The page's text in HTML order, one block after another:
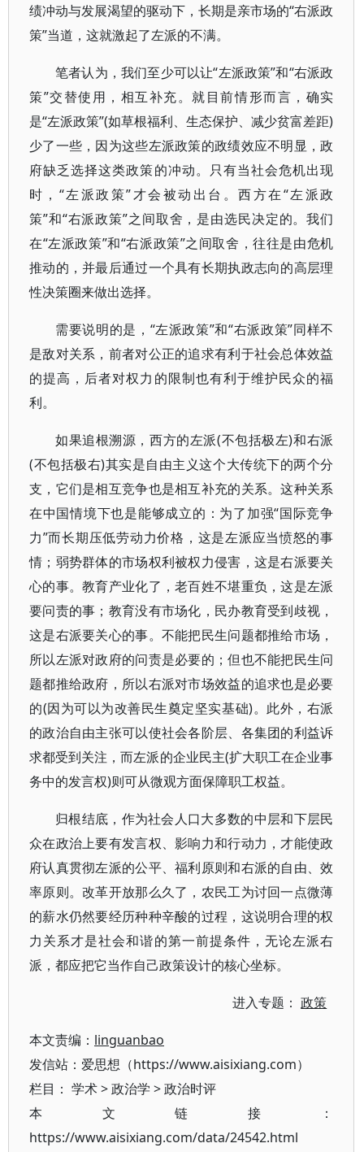
绩冲动与发展渴望的驱动下，长期是亲市场的“右派政
策”当道，这就激起了左派的不满。
笔者认为，我们至少可以让“左派政策”和“右派政
策”交替使用，相互补充。就目前情形而言，确实
是“左派政策”(如草根福利、生态保护、减少贫富差距)
少了一些，因为这些左派政策的政绩效应不明显，政
府缺乏选择这类政策的冲动。只有当社会危机出现
时，“左派政策”才会被动出台。西方在“左派政
策”和“右派政策”之间取舍，是由选民决定的。我们
在“左派政策”和“右派政策”之间取舍，往往是由危机
推动的，并最后通过一个具有长期执政志向的高层理
性决策圈来做出选择。
需要说明的是，“左派政策”和“右派政策”同样不
是敌对关系，前者对公正的追求有利于社会总体效益
的提高，后者对权力的限制也有利于维护民众的福
利。
如果追根溯源，西方的左派(不包括极左)和右派
(不包括极右)其实是自由主义这个大传统下的两个分
支，它们是相互竞争也是相互补充的关系。这种关系
在中国情境下也是能够成立的：为了加强“国际竞争
力”而长期压低劳动力价格，这是左派应当愤怒的事
情；弱势群体的市场权利被权力侵害，这是右派要关
心的事。教育产业化了，老百姓不堪重负，这是左派
要问责的事；教育没有市场化，民办教育受到歧视，
这是右派要关心的事。不能把民生问题都推给市场，
所以左派对政府的问责是必要的；但也不能把民生问
题都推给政府，所以右派对市场效益的追求也是必要
的(因为可以为改善民生奠定坚实基础)。此外，右派
的政治自由主张可以使社会各阶层、各集团的利益诉
求都受到关注，而左派的企业民主(扩大职工在企业事
务中的发言权)则可从微观方面保障职工权益。
归根结底，作为社会人口大多数的中层和下层民
众在政治上要有发言权、影响力和行动力，才能使政
府认真贯彻左派的公平、福利原则和右派的自由、效
率原则。改革开放那么久了，农民工为讨回一点微薄
的薪水仍然要经历种种辛酸的过程，这说明合理的权
力关系才是社会和谐的第一前提条件，无论左派右
派，都应把它当作自己政策设计的核心坐标。
进入专题：政策
本文责编： linguanbao
发信站：爱思想（https://www.aisixiang.com）
栏目： 学术>政治学 >政治时评
本文链接：
https://www.aisixiang.com/data/24542.html